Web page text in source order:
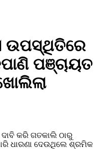
ଉପସ୍ଥିତିରେ
ପଞ୍ଚାୟତ
କରି ଗତକାଲି ଠାରୁ
ଧାରଣା ଦେଉଥିଲେ ଶ୍ରମିକ